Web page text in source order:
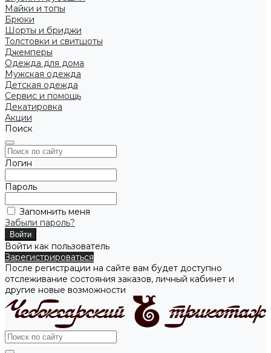
Майки и топы
Брюки
Шорты и бриджи
Толстовки и свитшоты
Джемперы
Одежда для дома
Мужская одежда
Детская одежда
Сервис и помощь
Декатировка
Акции
Поиск
Логин
Пароль
Запомнить меня
Забыли пароль?
Войти как пользователь
Зарегистрироваться
После регистрации на сайте вам будет доступно
отслеживание состояния заказов, личный кабинет и
другие новые возможности